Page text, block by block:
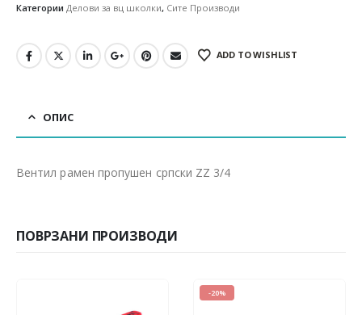
Категории Делови за вц школки, Сите Производи
ADD TO WISHLIST
ОПИС
Вентил рамен пропушен српски ZZ 3/4
ПОВРЗАНИ ПРОИЗВОДИ
-20%